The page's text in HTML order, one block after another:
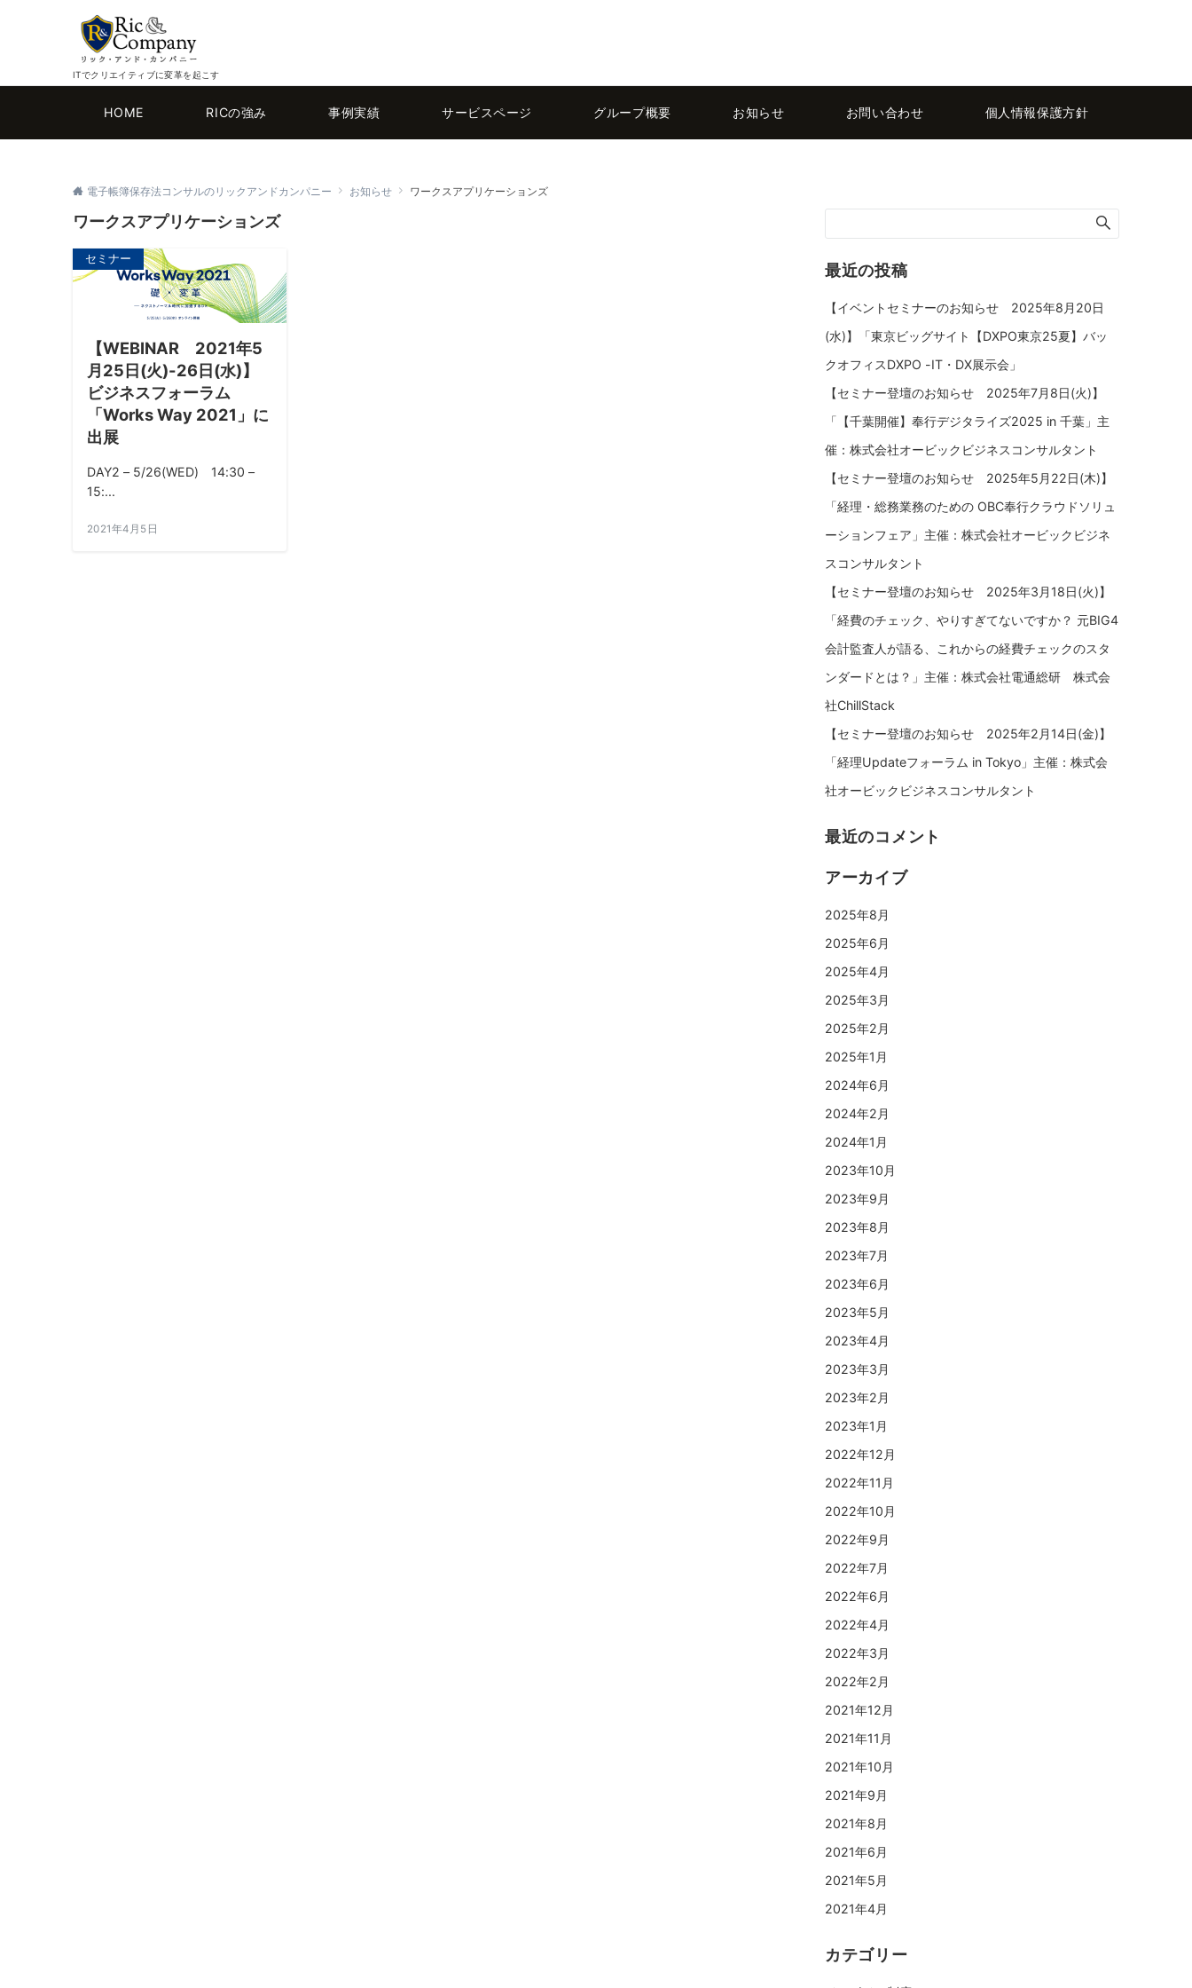
ITでクリエイティブに変革を起こす
HOME RICの強み 事例実績 サービスページ グループ概要 お知らせ お問い合わせ 個人情報保護方針
電子帳簿保存法コンサルのリックアンドカンパニー お知らせ ワークスアプリケーションズ
ワークスアプリケーションズ
セミナー
【WEBINAR 2021年5
月25日(火)-26日(水)】
ビジネスフォーラム
「Works Way 2021」に
出展
DAY2 – 5/26(WED) 14:30 –
15:...
2021年4月5日
最近の投稿
【イベントセミナーのお知らせ 2025年8月20日
(水)】「東京ビッグサイト【DXPO東京25夏】バッ
クオフィスDXPO -IT・DX展示会」
【セミナー登壇のお知らせ 2025年7月8日(火)】
「【千葉開催】奉行デジタライズ2025 in 千葉」主
催：株式会社オービックビジネスコンサルタント
【セミナー登壇のお知らせ 2025年5月22日(木)】
「経理・総務業務のための OBC奉行クラウドソリュ
ーションフェア」主催：株式会社オービックビジネ
スコンサルタント
【セミナー登壇のお知らせ 2025年3月18日(火)】
「経費のチェック、やりすぎてないですか？ 元BIG4
会計監査人が語る、これからの経費チェックのスタ
ンダードとは？」主催：株式会社電通総研 株式会
社ChillStack
【セミナー登壇のお知らせ 2025年2月14日(金)】
「経理Updateフォーラム in Tokyo」主催：株式会
社オービックビジネスコンサルタント
最近のコメント
アーカイブ
2025年8月
2025年6月
2025年4月
2025年3月
2025年2月
2025年1月
2024年6月
2024年2月
2024年1月
2023年10月
2023年9月
2023年8月
2023年7月
2023年6月
2023年5月
2023年4月
2023年3月
2023年2月
2023年1月
2022年12月
2022年11月
2022年10月
2022年9月
2022年7月
2022年6月
2022年4月
2022年3月
2022年2月
2021年12月
2021年11月
2021年10月
2021年9月
2021年8月
2021年6月
2021年5月
2021年4月
カテゴリー